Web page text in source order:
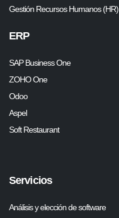
Gestión Recursos Humanos (HR)
ERP
SAP Business One
ZOHO One
Odoo
Aspel
Soft Restaurant
Servicios
Análisis y elección de software